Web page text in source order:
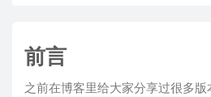
前言
之前在博客里给大家分享过很多版